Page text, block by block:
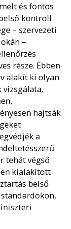
és fontos
kontroll
– szervezeti
–
része. Ebben
alakít ki olyan
vizsgálata,
hajtsák
a
tehát végső
kialakított
belső